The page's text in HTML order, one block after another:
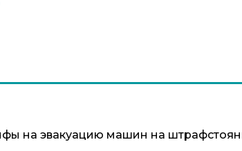
на эвакуацию машин на